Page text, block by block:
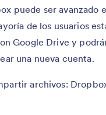
puede ser avanzado
de los usuarios
Google Drive y
una nueva cuenta.
archivos: